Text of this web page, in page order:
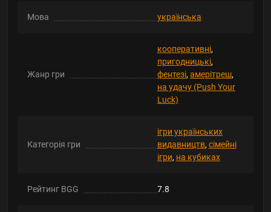
Мова українська
Жанр гри
кооперативні,
пригодницькі,
фентезі, амерітреш,
на удачу (Push Your
Luck)
Категорія гри
ігри українських
видавництв, сімейні
ігри, на кубиках
Рейтинг BGG 7.8